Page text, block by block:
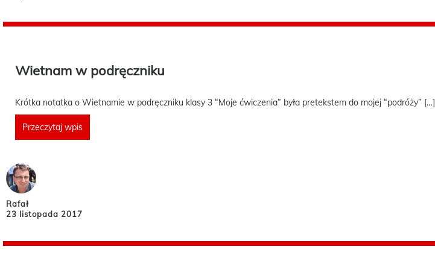
Wietnam w podręczniku
Krótka notatka o Wietnamie w podręczniku klasy 3 “Moje ćwiczenia” była pretekstem do mojej “podróży” […]
Przeczytaj wpis
Rafał
23 listopada 2017